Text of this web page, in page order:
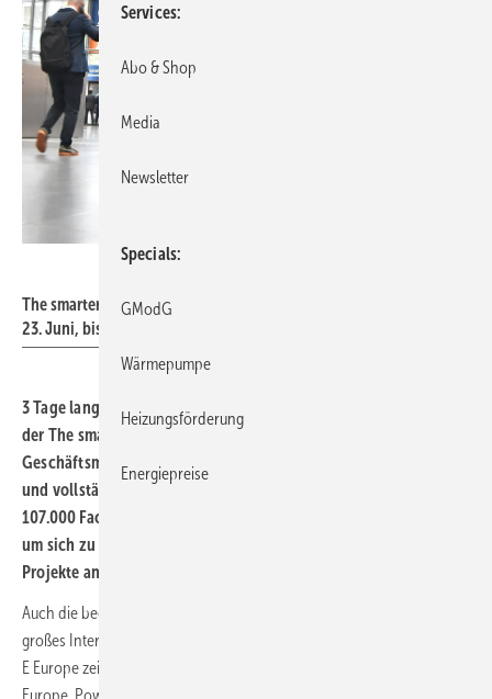
The smarter E Europe 2026 wird im kommenden Jahr von Dienstag,
23. Juni, bis Donnerstag, 25. Juni stattfinden.
3Tage lang präsentierten 2737
der The smarter E Europe
2025 ihre Technologien,
Geschäftsmodelle und Lösungen für ein intelligentes, vernetztes
und vollständig erneuerbares Energiesystem. Rund
107.000 Fachbesucher aus 157
um sich zu vernetzen, Partnerschaften zu initiieren und neue
Projekte anzustoßen.
Auch die begleitenden Fachkonferenzen und Side-Events stießen auf
großes Interesse und zogen über 2600 Teilnehmende an. The smarter
E Europe zeigte mit ihren 4 Fachmessen Intersolar Europe, ees
Services
Abo & Shop
Media
Newsletter
Specials
GModG
Wärmepumpe
Heizungsförderung
Energiepreise